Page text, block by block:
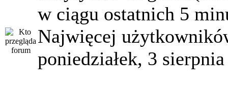
w ciągu ostatnich 5
Najwięcej
poniedziałek, 3